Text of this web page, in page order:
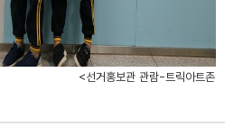
관람-트릭아트존